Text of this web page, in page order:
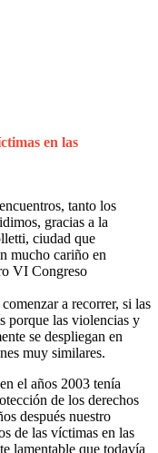
en las
tanto los
gracias a la
ciudad que
mucho cariño en
VI Congreso
a recorrer, si las
porque las violencias y
se despliegan en
muy similares.
el años 2003 tenía
de los derechos
después nuestro
de las víctimas en las
lamentable que todavía